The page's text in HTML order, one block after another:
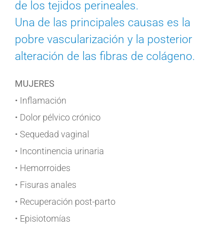
de los tejidos perineales.
Una de las principales causas es la
pobre vascularización y la posterior
alteración de las fibras de colágeno.
MUJERES
• Inflamación
• Dolor pélvico crónico
• Sequedad vaginal
• Incontinencia urinaria
• Hemorroides
• Fisuras anales
• Recuperación post-parto
• Episiotomías